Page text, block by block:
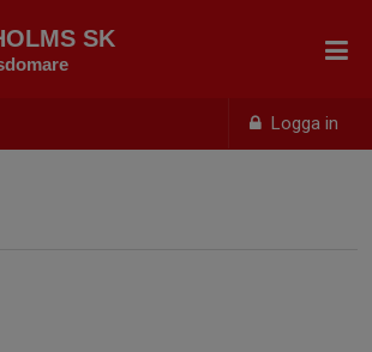
Logga in
SK